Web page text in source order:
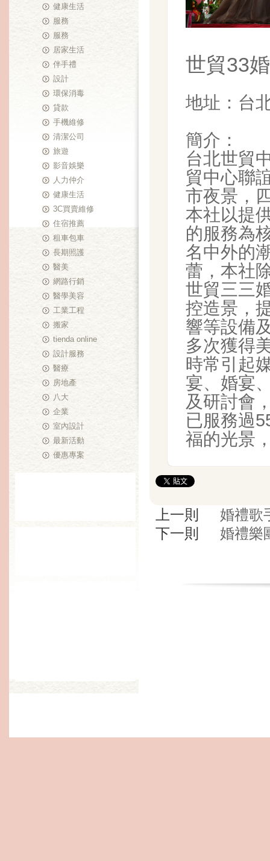
健康生活
服務
服務
居家生活
伴手禮
設計
環保消毒
貸款
手機維修
清潔公司
旅遊
影音娛樂
人力仲介
健康生活
3C買賣維修
住宿推薦
租車包車
長期照護
醫美
網路行銷
醫學美容
工業工程
搬家
tienda online
設計服務
醫療
房地產
八大
企業
室內設計
最新活動
優惠專案
世貿33
地址：台
簡介：
台北世貿
貿中心聯
市夜景，
本社以提
的服務為
名中外的
蕾，本社
世貿三三
控造景，
響等設備
多次獲得
時常引起
宴、婚宴
及研討會
已服務過
福的光景
上一則
婚禮歌
下一則
婚禮樂